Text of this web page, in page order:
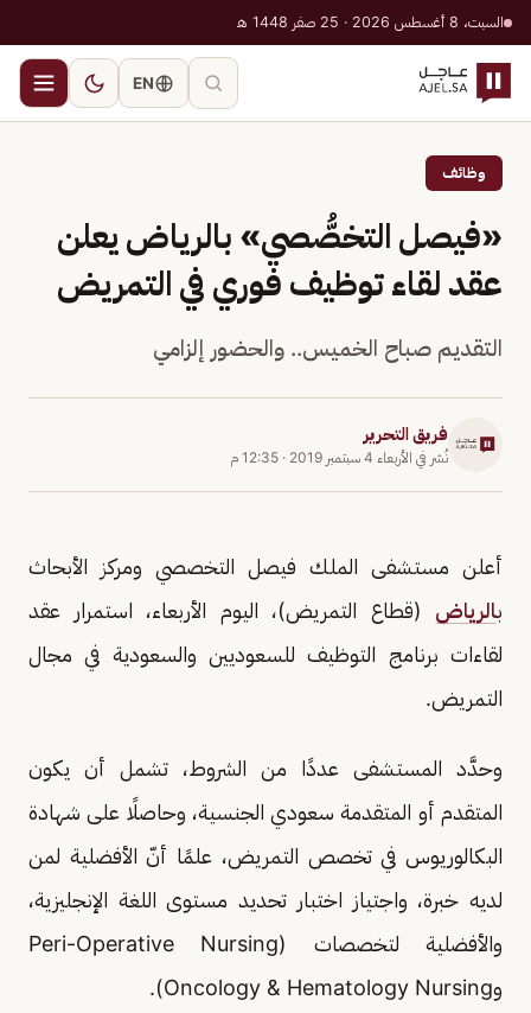
السبت، 8 أغسطس 2026 · 25 صفر 1448 هـ
EN
وظائف
«فيصل التخصُّصي» بالرياض يعلن
عقد لقاء توظيف فوري في التمريض
التقديم صباح الخميس.. والحضور إلزامي
فريق التحرير
نُشر في الأربعاء 4 سبتمبر 2019 · 12:35 م
أعلن مستشفى الملك فيصل التخصصي ومركز الأبحاث
بالرياض (قطاع التمريض)، اليوم الأربعاء، استمرار عقد
لقاءات برنامج التوظيف للسعوديين والسعودية في مجال
التمريض.
وحدَّد المستشفى عددًا من الشروط، تشمل أن يكون
المتقدم أو المتقدمة سعودي الجنسية، وحاصلًا على شهادة
البكالوريوس في تخصص التمريض، علمًا أنّ الأفضلية لمن
لديه خبرة، واجتياز اختبار تحديد مستوى اللغة الإنجليزية،
والأفضلية لتخصصات (Peri-Operative Nursing
وOncology & Hematology Nursing).